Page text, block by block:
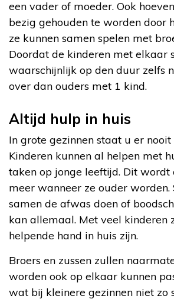
een vader of moeder. Ook
bezig gehouden te worden door
ze kunnen samen spelen met
Doordat de kinderen met elkaar
waarschijnlijk op den duur zelfs
over dan ouders met 1 kind.
Altijd hulp in huis
In grote gezinnen staat u er
Kinderen kunnen al helpen met
taken op jonge leeftijd. Dit
meer wanneer ze ouder worden.
samen de afwas doen of
kan allemaal. Met veel kinderen
helpende hand in huis zijn.
Broers en zussen zullen
worden ook op elkaar kunnen
wat bij kleinere gezinnen niet zo